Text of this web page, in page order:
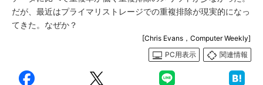
だが、最近はプライマリストレージでの重複排除が現実的になっ
てきた。なぜか？
[Chris Evans，Computer Weekly]
PC用表示
関連情報